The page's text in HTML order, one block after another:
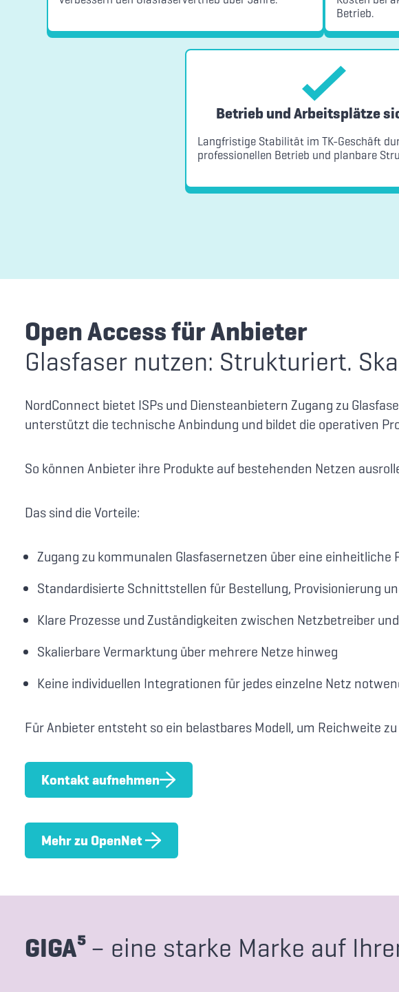
Betrieb.
Betrieb und Arbeitsplätze
Langfristige Stabilität im TK-Geschäft
professionellen Betrieb und planbare
Open Access für Anbieter
Glasfaser nutzen: Strukturiert.
NordConnect bietet ISPs und Diensteanbietern Zugang zu
unterstützt die technische Anbindung und bildet die operativen
So können Anbieter ihre Produkte auf bestehenden Netzen
Das sind die Vorteile:
Zugang zu kommunalen Glasfasernetzen über eine einheitliche
Standardisierte Schnittstellen für Bestellung, Provisionierung
Klare Prozesse und Zuständigkeiten zwischen Netzbetreiber
Skalierbare Vermarktung über mehrere Netze hinweg
Keine individuellen Integrationen für jedes einzelne Netz
Für Anbieter entsteht so ein belastbares Modell, um Reichweite
Kontakt aufnehmen
Mehr zu OpenNet
GIGA⁵– eine starke Marke auf